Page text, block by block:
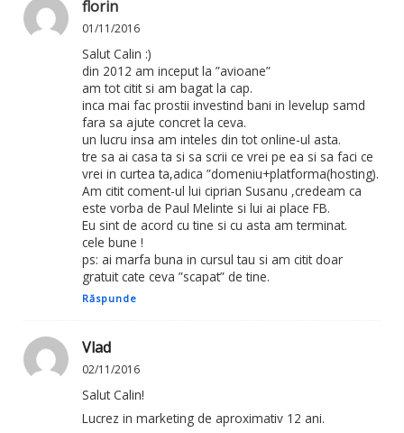
florin
01/11/2016
Salut Calin :)
din 2012 am inceput la ”avioane”
am tot citit si am bagat la cap.
inca mai fac prostii investind bani in levelup samd
fara sa ajute concret la ceva.
un lucru insa am inteles din tot online-ul asta.
tre sa ai casa ta si sa scrii ce vrei pe ea si sa faci ce
vrei in curtea ta,adica ”domeniu+platforma(hosting).
Am citit coment-ul lui ciprian Susanu ,credeam ca
este vorba de Paul Melinte si lui ai place FB.
Eu sint de acord cu tine si cu asta am terminat.
cele bune !
ps: ai marfa buna in cursul tau si am citit doar
gratuit cate ceva ”scapat” de tine.
Răspunde
Vlad
02/11/2016
Salut Calin!
Lucrez in marketing de aproximativ 12 ani.